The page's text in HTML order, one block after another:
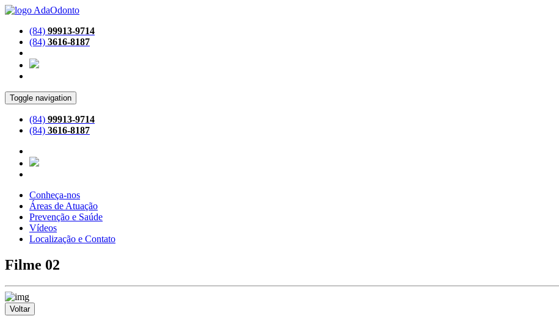
(84) 99913-9714
(84) 3616-8187
Toggle navigation
(84) 99913-9714
(84) 3616-8187
Conheça-nos
Áreas de Atuação
Prevenção e Saúde
Vídeos
Localização e Contato
Filme 02
Voltar